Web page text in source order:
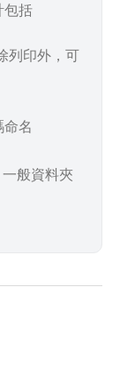
包括
列印外，可
名
般資料夾